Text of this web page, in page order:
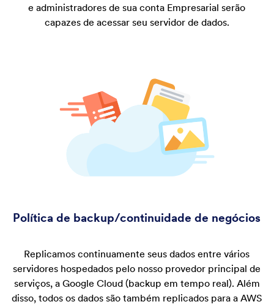
e administradores de sua conta Empresarial serão
capazes de acessar seu servidor de dados.
Política de backup/continuidade de negócios
Replicamos continuamente seus dados entre vários
servidores hospedados pelo nosso provedor principal de
serviços, a Google Cloud (backup em tempo real). Além
disso, todos os dados são também replicados para a AWS